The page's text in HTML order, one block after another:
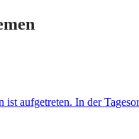
ist aufgetreten. In der